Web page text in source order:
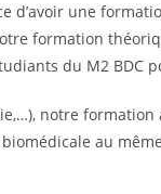
une
formation
du M2 BDC
notre
au